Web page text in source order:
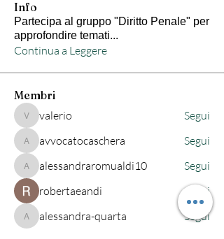
Info
Partecipa al gruppo "Diritto Penale" per
approfondire temati...
Continua a Leggere
Membri
valeriovalerio Segui
avvocatocaschera
avvocatocaschera Segui
alessandraromualdi10
alessandraromualdi10
Segui
robertaeandi
Segui
alessandra-quarta
alessandra-quarta
Segui